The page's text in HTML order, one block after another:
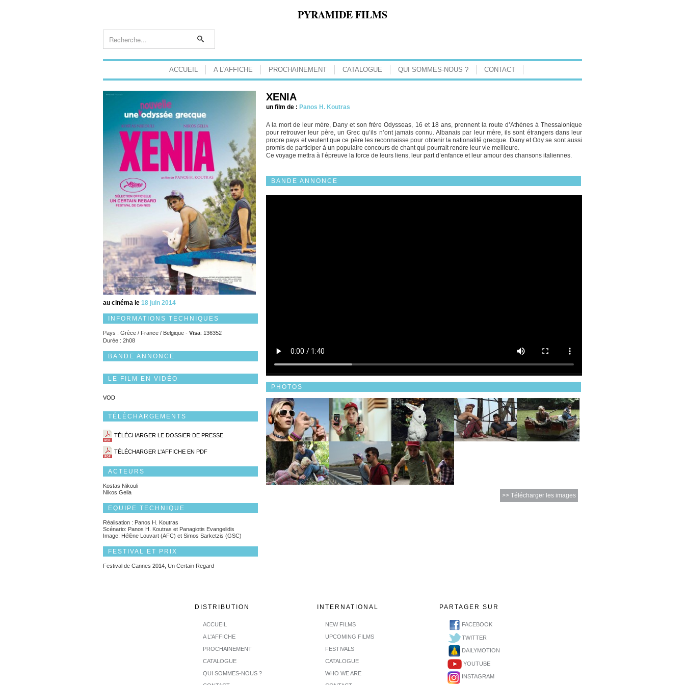
PYRAMIDE FILMS
ACCUEIL A L'AFFICHE PROCHAINEMENT CATALOGUE QUI SOMMES-NOUS ? CONTACT
au cinéma le 18 juin 2014
INFORMATIONS TECHNIQUES
Pays : Grèce / France / Belgique - Visa: 136352
Durée : 2h08
BANDE ANNONCE
LE FILM EN VIDÉO
VOD
TÉLÉCHARGEMENTS
TÉLÉCHARGER LE DOSSIER DE PRESSE
TÉLÉCHARGER L'AFFICHE EN PDF
ACTEURS
Kostas Nikouli
Nikos Gelia
EQUIPE TECHNIQUE
Réalisation : Panos H. Koutras
Scénario: Panos H. Koutras et Panagiotis Evangelidis
Image: Hélène Louvart (AFC) et Simos Sarketzis (GSC)
FESTIVAL ET PRIX
Festival de Cannes 2014, Un Certain Regard
XENIA
un film de : Panos H. Koutras
A la mort de leur mère, Dany et son frère Odysseas, 16 et 18 ans, prennent la route d’Athènes à Thessalonique
pour retrouver leur père, un Grec qu’ils n’ont jamais connu. Albanais par leur mère, ils sont étrangers dans leur
propre pays et veulent que ce père les reconnaisse pour obtenir la nationalité grecque. Dany et Ody se sont aussi
promis de participer à un populaire concours de chant qui pourrait rendre leur vie meilleure.
Ce voyage mettra à l’épreuve la force de leurs liens, leur part d’enfance et leur amour des chansons italiennes.
BANDE ANNONCE
PHOTOS
>> Télécharger les images
DISTRIBUTION
ACCUEIL
A L'AFFICHE
PROCHAINEMENT
CATALOGUE
QUI SOMMES-NOUS ?
INTERNATIONAL
NEW FILMS
UPCOMING FILMS
FESTIVALS
CATALOGUE
WHO WE ARE
PARTAGER SUR
FACEBOOK
TWITTER
DAILYMOTION
YOUTUBE
INSTAGRAM